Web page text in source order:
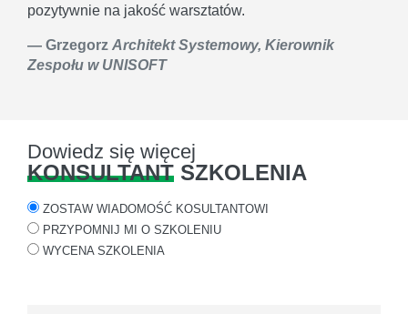
pozytywnie na jakość warsztatów.
Grzegorz Architekt Systemowy, Kierownik
Zespołu w UNISOFT
Dowiedz się więcej
KONSULTANT SZKOLENIA
ZOSTAW WIADOMOŚĆ KOSULTANTOWI
PRZYPOMNIJ MI O SZKOLENIU
WYCENA SZKOLENIA